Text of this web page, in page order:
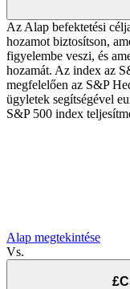
Az Alap befektetési
hozamot biztosítson,
figyelembe veszi, és
hozamát. Az index az
megfelelően az S&P
ügyletek segítségével
S&P 500 index
Alap megtekintése
Vs.